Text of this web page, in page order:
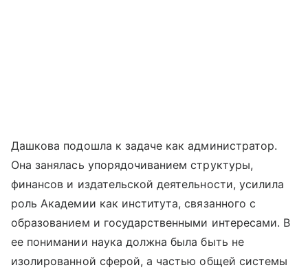
Дашкова подошла к задаче как администратор.
Она занялась упорядочиванием структуры,
финансов и издательской деятельности, усилила
роль Академии как института, связанного с
образованием и государственными интересами. В
ее понимании наука должна была быть не
изолированной сферой, а частью общей системы